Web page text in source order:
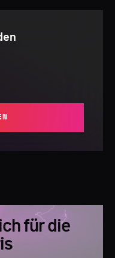
für die